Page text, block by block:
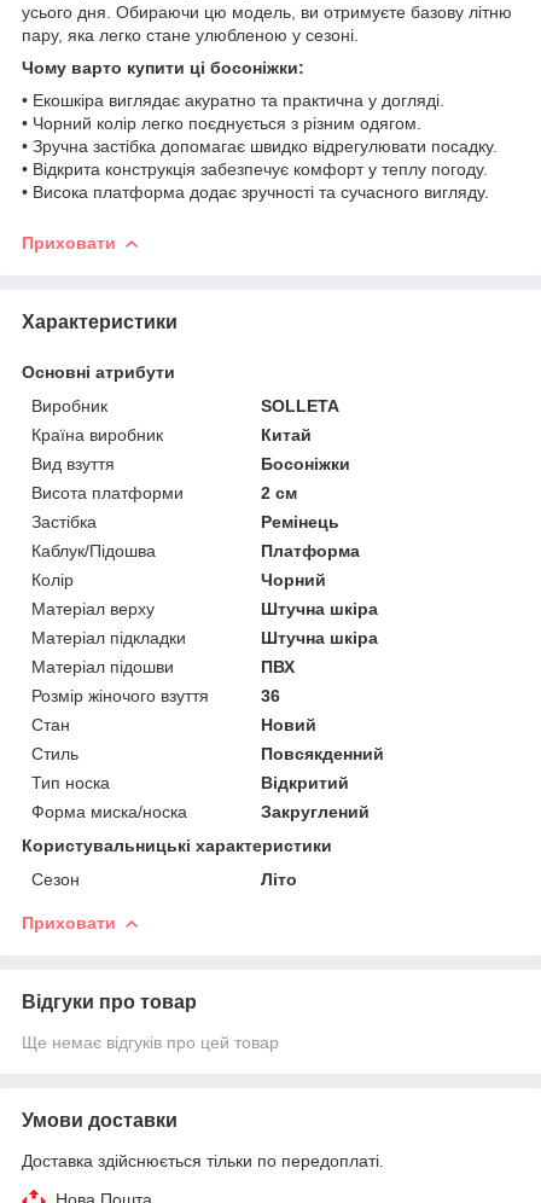
усього дня. Обираючи цю модель, ви отримуєте базову літню
пару, яка легко стане улюбленою у сезоні.
Чому варто купити ці босоніжки:
• Екошкіра виглядає акуратно та практична у догляді.
• Чорний колір легко поєднується з різним одягом.
• Зручна застібка допомагає швидко відрегулювати посадку.
• Відкрита конструкція забезпечує комфорт у теплу погоду.
• Висока платформа додає зручності та сучасного вигляду.
Приховати
Характеристики
Основні атрибути
Виробник
SOLLETA
Країна виробник
Китай
Вид взуття
Босоніжки
Висота платформи
2 см
Застібка
Ремінець
Каблук/Підошва
Платформа
Колір
Чорний
Матеріал верху
Штучна шкіра
Матеріал підкладки
Штучна шкіра
Матеріал підошви
ПВХ
Розмір жіночого взуття
36
Стан
Новий
Стиль
Повсякденний
Тип носка
Відкритий
Форма миска/носка
Закруглений
Користувальницькі характеристики
Сезон
Літо
Приховати
Відгуки про товар
Ще немає відгуків про цей товар
Умови доставки
Доставка здійснюється тільки по передоплаті.
Нова Пошта